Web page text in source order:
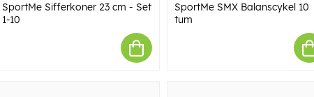
SportMe Sifferkoner 23 cm - Set
1-10
SportMe SMX Balanscykel 10
tum